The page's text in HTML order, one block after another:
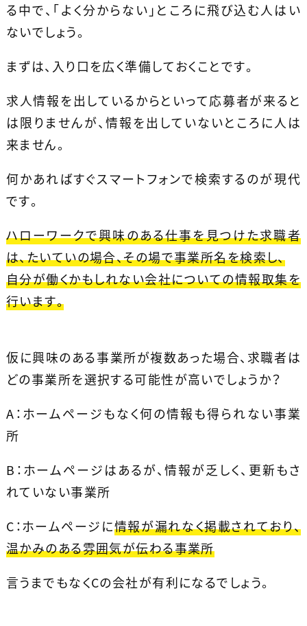
る中で、「よく分からない」ところに飛び込む人はい
ないでしょう。
まずは、入り口を広く準備しておくことです。
求人情報を出しているからといって応募者が来ると
は限りませんが、情報を出していないところに人は
来ません。
何かあればすぐスマートフォンで検索するのが現代
です。
ハローワークで興味のある仕事を見つけた求職者
は、たいていの場合、その場で事業所名を検索し、
自分が働くかもしれない会社についての情報取集を
行います。
仮に興味のある事業所が複数あった場合、求職者は
どの事業所を選択する可能性が高いでしょうか？
A：ホームページもなく何の情報も得られない事業
所
B：ホームページはあるが、情報が乏しく、更新もさ
れていない事業所
C：ホームページに情報が漏れなく掲載されており、
温かみのある雰囲気が伝わる事業所
言うまでもなくCの会社が有利になるでしょう。